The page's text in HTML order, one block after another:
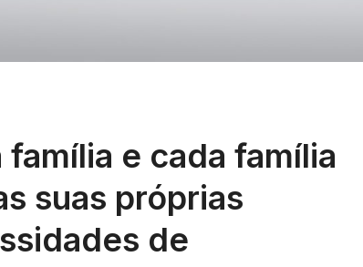
família e cada família
suas próprias
de